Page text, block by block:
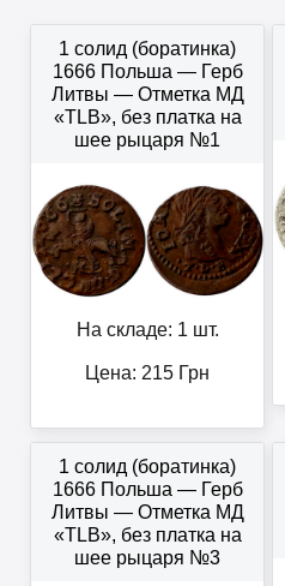
1 солид (боратинка)
1666 Польша — Герб
Литвы — Отметка МД
«TLB», без платка на
шее рыцаря №1
На складе: 1 шт.
Цена: 215 Грн
1 солид (боратинка)
1666 Польша — Герб
Литвы — Отметка МД
«TLB», без платка на
шее рыцаря №3